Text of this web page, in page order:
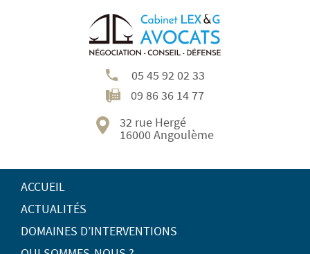
05 45 92 02 33
09 86 36 14 77
32 rue Hergé
16000 Angoulème
ACCUEIL
ACTUALITÉS
DOMAINES D’INTERVENTIONS